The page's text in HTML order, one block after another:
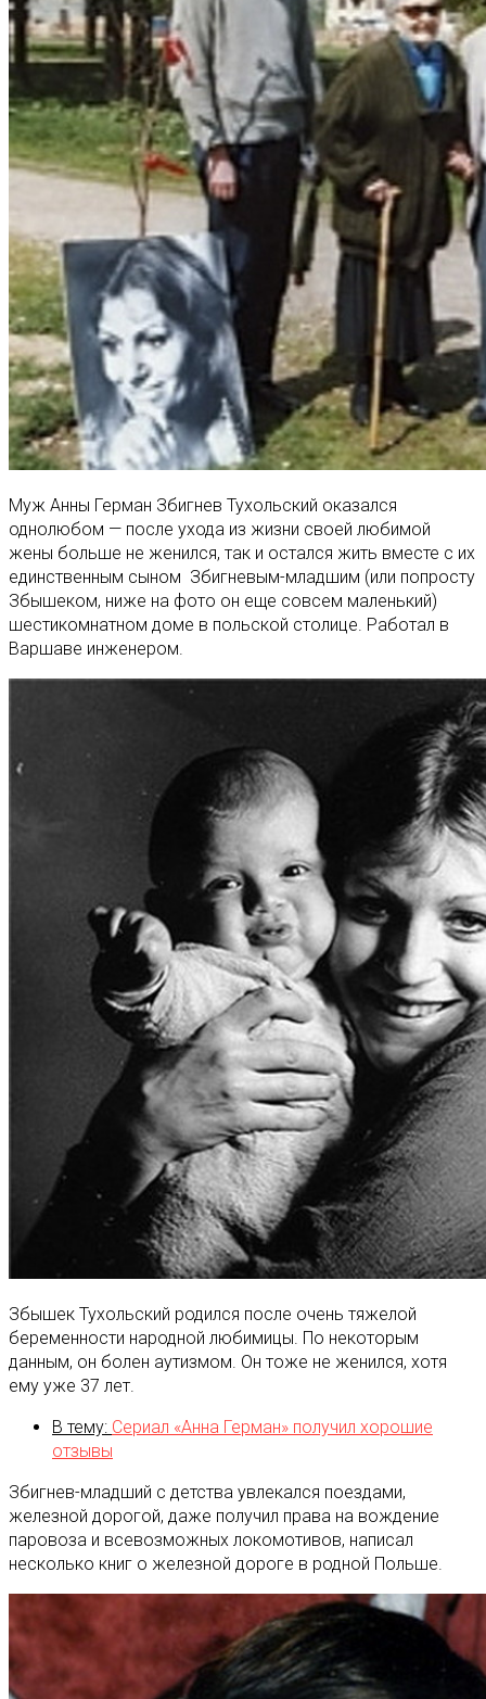
Муж Анны Герман Збигнев Тухольский оказался
однолюбом — после ухода из жизни своей любимой
жены больше не женился, так и остался жить вместе с их
единственным сыном Збигневым-младшим (или попросту
Збышеком, ниже на фото он еще совсем маленький)
шестикомнатном доме в польской столице. Работал в
Варшаве инженером.
Збышек Тухольский родился после очень тяжелой
беременности народной любимицы. По некоторым
данным, он болен аутизмом. Он тоже не женился, хотя
ему уже 37 лет.
В тему: Сериал «Анна Герман» получил хорошие
отзывы
Збигнев-младший с детства увлекался поездами,
железной дорогой, даже получил права на вождение
паровоза и всевозможных локомотивов, написал
несколько книг о железной дороге в родной Польше.